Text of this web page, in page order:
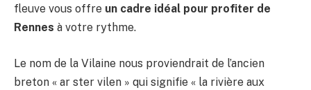
fleuve vous offre un cadre idéal pour profiter de
Rennes à votre rythme.
Le nom de la Vilaine nous proviendrait de l’ancien
breton « ar ster vilen » qui signifie « la rivière aux